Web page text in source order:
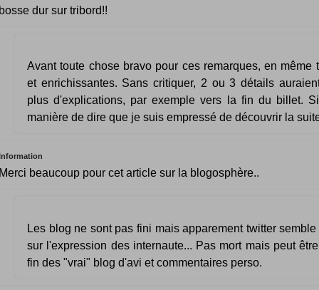
dur sur tribord!!
Avant toute chose bravo pour ces remarques, en même
et enrichissantes. Sans critiquer, 2 ou 3 détails
plus d'explications, par exemple vers la fin du billet.
manière de dire que je suis empressé de découvrir la
beaucoup pour cet article sur la blogosphère..
Les blog ne sont pas fini mais apparement twitter
sur l'expression des internaute... Pas mort mais peut
fin des "vrai" blog d'avi et commentaires perso.